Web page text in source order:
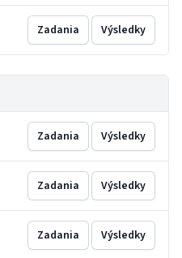
Zadania Výsledky
Zadania Výsledky
Zadania Výsledky
Zadania Výsledky